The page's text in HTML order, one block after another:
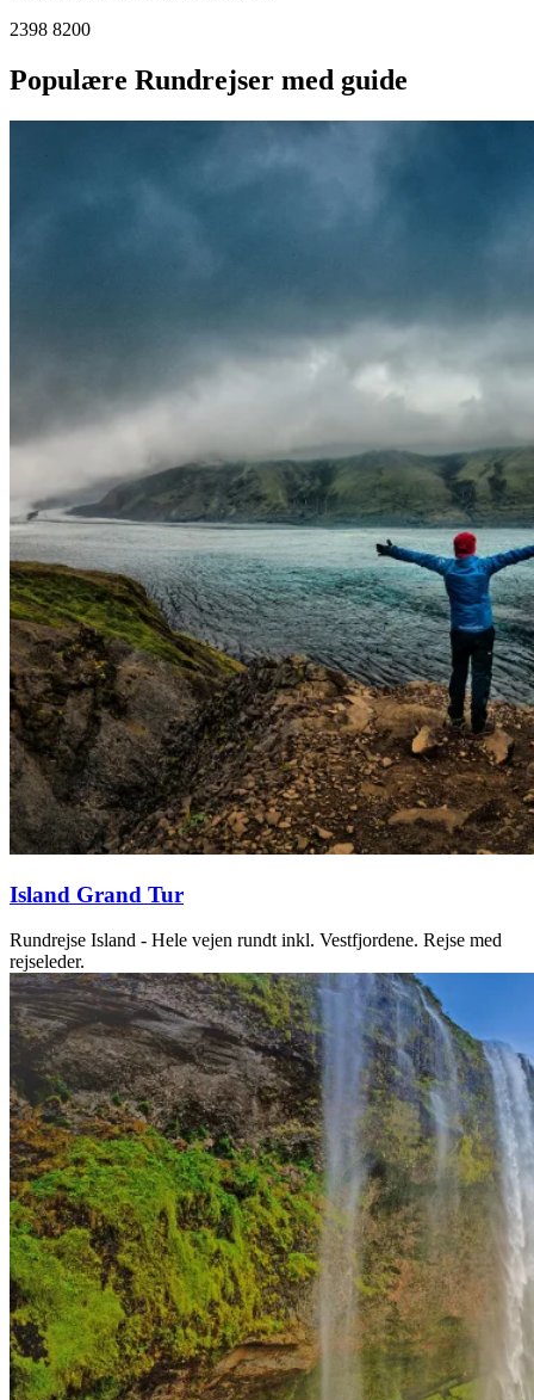
2398 8200
Populære Rundrejser med guide
Island Grand Tur
Rundrejse Island - Hele vejen rundt inkl. Vestfjordene. Rejse med
rejseleder.